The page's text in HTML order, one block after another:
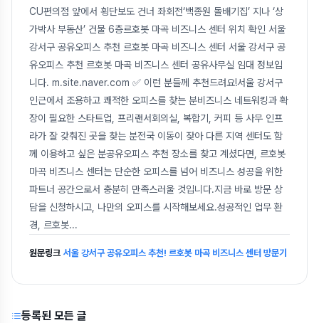
CU편의점 앞에서 횡단보도 건너 좌회전‘백종원 돌배기집’ 지나 ‘상
가박사 부동산’ 건물 6층르호봇 마곡 비즈니스 센터 위치 확인 서울
강서구 공유오피스 추천 르호봇 마곡 비즈니스 센터 서울 강서구 공
유오피스 추천 르호봇 마곡 비즈니스 센터 공유사무실 임대 정보입
니다. m.site.naver.com ✅ 이런 분들께 추천드려요!서울 강서구
인근에서 조용하고 쾌적한 오피스를 찾는 분비즈니스 네트워킹과 확
장이 필요한 스타트업, 프리랜서회의실, 복합기, 커피 등 사무 인프
라가 잘 갖춰진 곳을 찾는 분전국 이동이 잦아 다른 지역 센터도 함
께 이용하고 싶은 분공유오피스 추천 장소를 찾고 계셨다면, 르호봇
마곡 비즈니스 센터는 단순한 오피스를 넘어 비즈니스 성공을 위한
파트너 공간으로서 충분히 만족스러울 것입니다.지금 바로 방문 상
담을 신청하시고, 나만의 오피스를 시작해보세요.성공적인 업무 환
경, 르호봇...
원문링크 서울 강서구 공유오피스 추천! 르호봇 마곡 비즈니스 센터 방문기
등록된 모든 글